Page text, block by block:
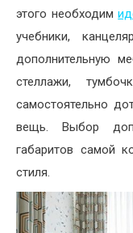
этого необходим
учебники,
дополнительную
стеллажи,
самостоятельно
вещь. Выбор
габаритов самой
стиля.